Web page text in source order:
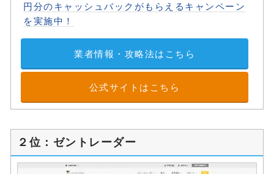
円分のキャッシュバックがもらえるキャンペーン
を実施中！
業者情報・攻略法はこちら
公式サイトはこちら
２位：ゼントレーダー